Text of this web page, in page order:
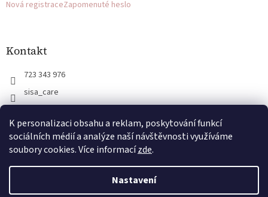
K personalizaci obsahu a reklam, poskytování funkcí
sociálních médií a analýze naší návštěvnosti využíváme
soubory cookies. Více informacízde.
Nastavení
Nová registraceZapomenuté heslo
Kontakt
723 343 976
sisa_care
@sisa_care